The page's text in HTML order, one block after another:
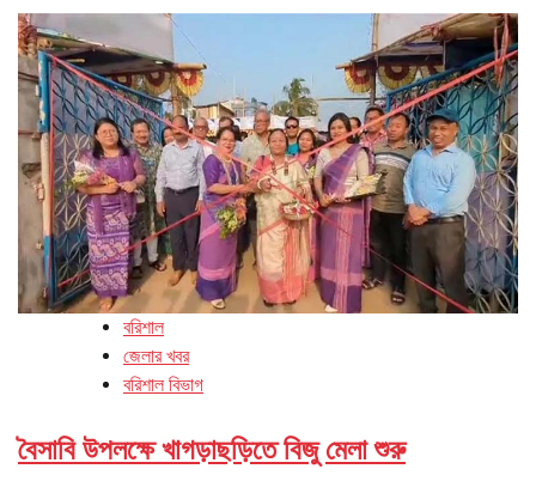
বরিশাল
জেলার খবর
বরিশাল বিভাগ
বৈসাবি উপলক্ষে খাগড়াছড়িতে বিজু মেলা শুরু